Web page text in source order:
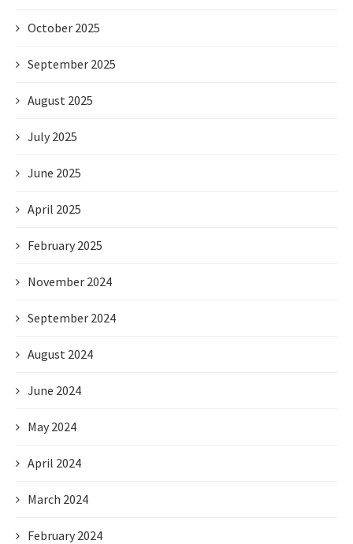
October 2025
September 2025
August 2025
July 2025
June 2025
April 2025
February 2025
November 2024
September 2024
August 2024
June 2024
May 2024
April 2024
March 2024
February 2024